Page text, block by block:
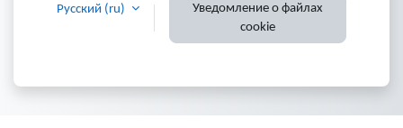
Русский ‎(ru)‎
Уведомление о файлах
cookie